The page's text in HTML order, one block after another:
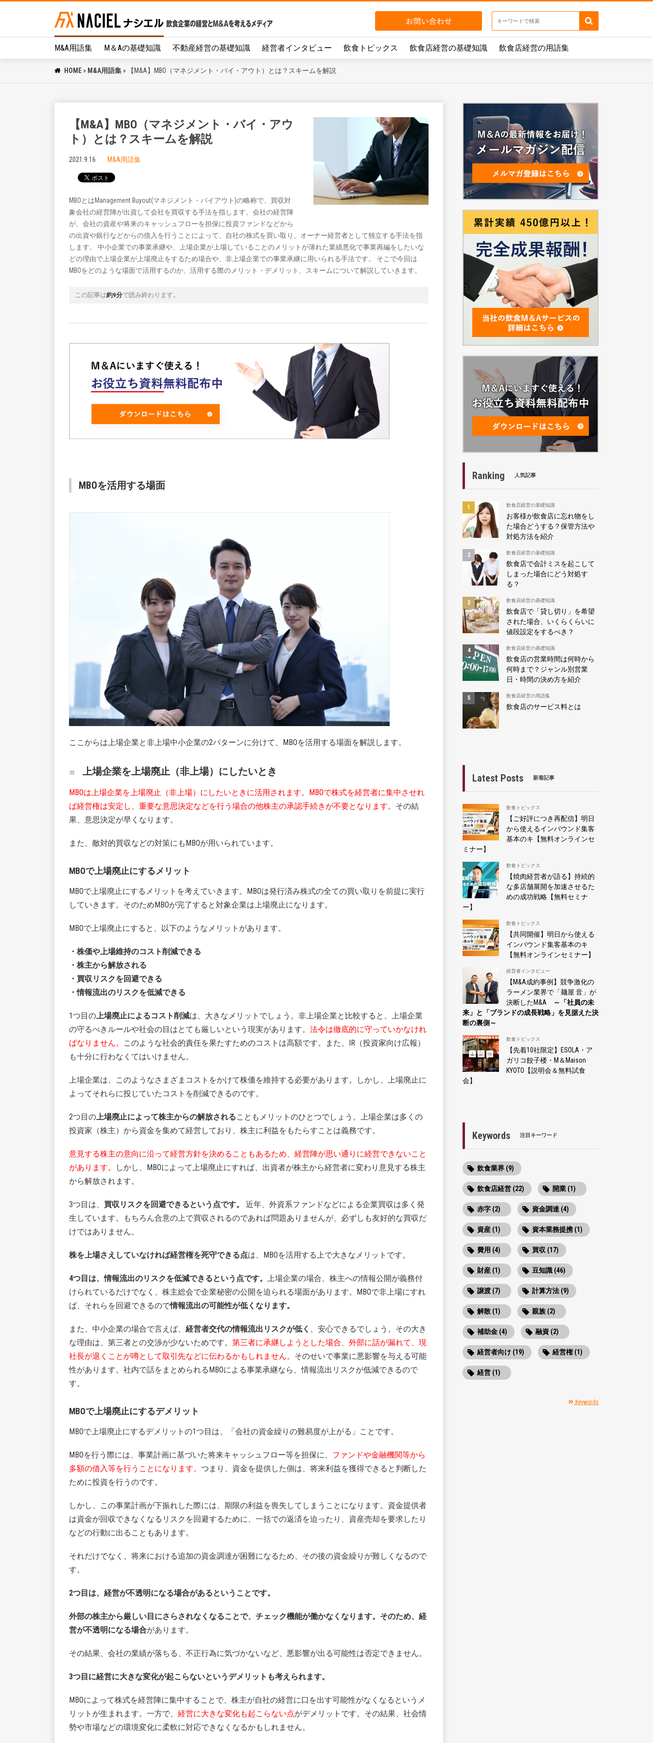
M&A用語集 M＆Aの基礎知識 不動産経営の基礎知識 経営者インタビュー 飲食トピックス 飲食店経営の基礎知識 飲食店経営の用語集
HOME » M&A用語集 » 【M&A】MBO（マネジメント・バイ・アウト）とは？スキームを解説
【M&A】MBO（マネジメント・バイ・アウ
ト）とは？スキームを解説
2021.9.16 M&A用語集
MBOとはManagement Buyout(マネジメント・バイアウト)の略称で、買収対
象会社の経営陣が出資して会社を買収する手法を指します。会社の経営陣
が、会社の資産や将来のキャッシュフローを担保に投資ファンドなどから
の出資や銀行などからの借入を行うことによって、自社の株式を買い取り、オーナー経営者として独立する手法を指
します。 中小企業での事業承継や、上場企業が上場していることのメリットが薄れた業績悪化で事業再編をしたいな
どの理由で上場企業が上場廃止をするため場合や、非上場企業での事業承継に用いられる手法です。 そこで今回は
MBOをどのような場面で活用するのか、活用する際のメリット・デメリット、スキームについて解説していきます。
この記事は約9分で読み終わります。
MBOを活用する場面
ここからは上場企業と非上場中小企業の2パターンに分けて、MBOを活用する場面を解説します。
上場企業を上場廃止（非上場）にしたいとき
MBOは上場企業を上場廃止（非上場）にしたいときに活用されます。MBOで株式を経営者に集中させれ
ば経営権は安定し、重要な意思決定などを行う場合の他株主の承認手続きが不要となります。 その結
果、意思決定が早くなります。
また、敵対的買収などの対策にもMBOが用いられています。
MBOで上場廃止にするメリット
MBOで上場廃止にするメリットを考えていきます。MBOは発行済み株式の全ての買い取りを前提に実行
していきます。そのためMBOが完了すると対象企業は上場廃止になります。
MBOで上場廃止にすると、以下のようなメリットがあります。
・株価や上場維持のコスト削減できる
・株主から解放される
・買収リスクを回避できる
・情報流出のリスクを低減できる
1つ目の 上場廃止によるコスト削減は、大きなメリットでしょう。非上場企業と比較すると、上場企業
の守るべきルールや社会の目はとても厳しいという現実があります。 法令は徹底的に守っていかなけれ
ばなりません。
このような社会的責任を果たすためのコストは高額です。また、IR（投資家向け広報）
も十分に行わなくてはいけません。
上場企業は、このようなさまざまコストをかけて株価を維持する必要があります。しかし、上場廃止に
よってそれらに投じていたコストを削減できるのです。
2つ目の 上場廃止によって株主からの解放されることもメリットのひとつでしょう。上場企業は多くの
投資家（株主）から資金を集めて経営しており、株主に利益をもたらすことは義務です。
意見する株主の意向に沿って経営方針を決めることもあるため、経営陣が思い通りに経営できないこと
があります。
しかし、MBOによって上場廃止にすれば、出資者が株主から経営者に変わり意見する株主
から解放されます。
3つ目は、 買収リスクを回避できるという点です。
近年、外資系ファンドなどによる企業買収は多く発
生しています。もちろん合意の上で買収されるのであれば問題ありませんが、必ずしも友好的な買収だ
けではありません。
株を上場さえしていなければ経営権を死守できる点は、MBOを活用する上で大きなメリットです。
4つ目は、情報流出のリスクを低減できるという点です。
上場企業の場合、株主への情報公開が義務付
けられているだけでなく、株主総会で企業秘密の公開を迫られる場面があります。MBOで非上場にすれ
ば、それらを回避できるので情報流出の可能性が低くなります。
また、中小企業の場合で言えば、 経営者交代の情報流出リスクが低く
、安心できるでしょう。その大き
な理由は、第三者との交渉が少ないためです。 第三者に承継しようとした場合、外部に話が漏れて、現
社長が退くことが噂として取引先などに伝わるかもしれません。 そのせいで事業に悪影響を与える可能
性があります。社内で話をまとめられるMBOによる事業承継なら、情報流出リスクが低減できるので
す。
MBOで上場廃止にするデメリット
MBOで上場廃止にするデメリットの1つ目は、「会社の資金繰りの難易度が上がる」ことです。
MBOを行う際には、事業計画に基づいた将来キャッシュフロー等を担保に、 ファンドや金融機関等から
多額の借入等を行うことになります。 つまり、資金を提供した側は、将来利益を獲得できると判断した
ために投資を行うのです。
しかし、この事業計画が下振れした際には、期限の利益を喪失してしまうことになります。資金提供者
は資金が回収できなくなるリスクを回避するために、一括での返済を迫ったり、資産売却を要求したり
などの行動に出ることもあります。
それだけでなく、将来における追加の資金調達が困難になるため、その後の資金繰りが難しくなるので
す。
2つ目は、経営が不透明になる場合があるということです。
外部の株主から厳しい目にさらされなくなることで、チェック機能が働かなくなります。そのため、経
営が不透明になる場合があります。
その結果、会社の業績が落ちる、不正行為に気づかないなど、悪影響が出る可能性は否定できません。
3つ目に経営に大きな変化が起こらないというデメリットも考えられます。
MBOによって株式を経営陣に集中することで、株主が自社の経営に口を出す可能性がなくなるというメ
リットが生まれます。一方で、 経営に大きな変化も起こらない点がデメリットです。その結果、社会情
勢や市場などの環境変化に柔軟に対応できなくなるかもしれません。
Ranking 人気記事
飲食店経営の基礎知識
お客様が飲食店に忘れ物をし
た場合どうする？保管方法や
対処方法を紹介
飲食店経営の基礎知識
飲食店で会計ミスを起こして
しまった場合にどう対処す
る？
飲食店経営の基礎知識
飲食店で「貸し切り」を希望
された場合、いくらくらいに
値段設定をするべき？
飲食店経営の基礎知識
飲食店の営業時間は何時から
何時まで？ジャンル別営業
日・時間の決め方を紹介
飲食店経営の用語集
飲食店のサービス料とは
Latest Posts 新着記事
飲食トピックス
【ご好評につき再配信】明日
から使えるインバウンド集客
基本のキ【無料オンラインセ
ミナー】
飲食トピックス
【焼肉経営者が語る】持続的
な多店舗展開を加速させるた
めの成功戦略【無料セミナ
ー】
飲食トピックス
【共同開催】明日から使える
インバウンド集客基本のキ
【無料オンラインセミナー】
経営者インタビュー
【M&A成約事例】競争激化の
ラーメン業界で「麺屋 音」が
決断したM&A
～「社員の未
来」と「ブランドの成長戦略」を見据えた決
断の裏側～
飲食トピックス
【先着10社限定】ESOLA・ア
ガリコ餃子楼・M＆Maison
KYOTO【説明会＆無料試食
会】
Keywords 注目キーワード
飲食業界 (9)
飲食店経営 (22) 開業 (1)
赤字 (2) 資金調達 (4)
資産 (1) 資本業務提携 (1)
費用 (4) 買収 (17)
財産 (1) 豆知識 (46)
譲渡 (7) 計算方法 (9)
解散 (1) 親族 (2)
補助金 (4) 融資 (2)
経営者向け (19) 経営権 (1)
経営 (1)
Keywords